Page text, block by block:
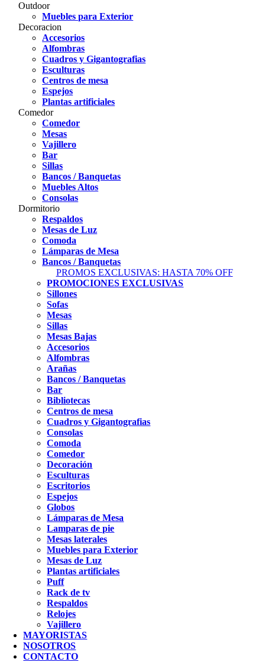
Outdoor
Muebles para Exterior
Decoracion
Accesorios
Alfombras
Cuadros y Gigantografias
Esculturas
Centros de mesa
Espejos
Plantas artificiales
Comedor
Comedor
Mesas
Vajillero
Bar
Sillas
Bancos / Banquetas
Muebles Altos
Consolas
Dormitorio
Respaldos
Mesas de Luz
Comoda
Lámparas de Mesa
Bancos / Banquetas
PROMOS EXCLUSIVAS: HASTA 70% OFF
PROMOCIONES EXCLUSIVAS
Sillones
Sofas
Mesas
Sillas
Mesas Bajas
Accesorios
Alfombras
Arañas
Bancos / Banquetas
Bar
Bibliotecas
Centros de mesa
Cuadros y Gigantografias
Consolas
Comoda
Comedor
Decoración
Esculturas
Escritorios
Espejos
Globos
Lámparas de Mesa
Lamparas de pie
Mesas laterales
Muebles para Exterior
Mesas de Luz
Plantas artificiales
Puff
Rack de tv
Respaldos
Relojes
Vajillero
MAYORISTAS
NOSOTROS
CONTACTO